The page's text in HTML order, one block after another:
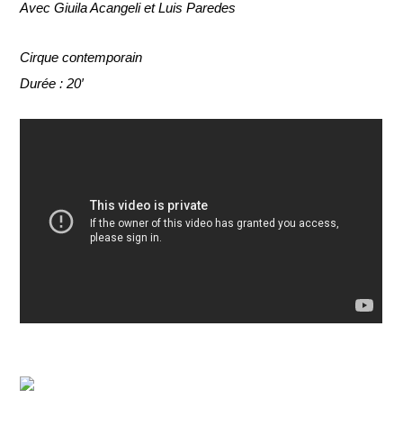
Avec Giuila Acangeli et Luis Paredes
Cirque contemporain
Durée : 20′